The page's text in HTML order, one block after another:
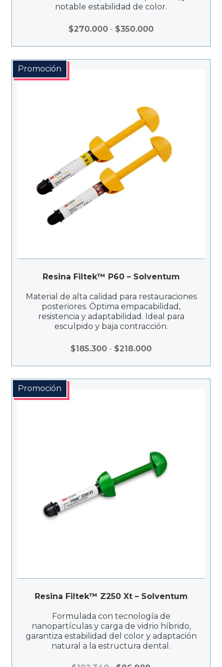
notable estabilidad de color.
$270.000 - $350.000Rango
Promoción
Resina Filtek™ P60 – Solventum
Material de alta calidad para restauraciones
posteriores. Óptima empacabilidad,
resistencia y adaptabilidad. Ideal para
esculpido y baja contracción.
$185.300 - $218.000Rango
Promoción
Resina Filtek™ Z250 Xt – Solventum
Formulada con tecnología de
nanopartículas y carga de vidrio híbrido,
garantiza estabilidad del color y adaptación
natural a la estructura dental.